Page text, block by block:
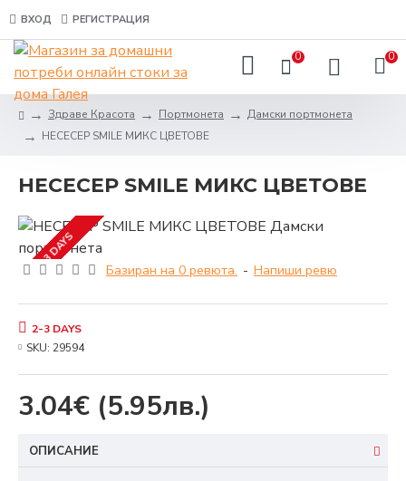
ВХОД РЕГИСТРАЦИЯ
0 0
Здраве Красота Портмонета
Дамски портмонета
НЕСЕСЕР SMILE МИКС ЦВЕТОВЕ
НЕСЕСЕР SMILE МИКС ЦВЕТОВЕ
2-3 DAYS Базиран на 0 ревюта. - Напиши ревю
3.04€ (5.95лв.)
2-3 DAYS
SKU: 29594
ОПИСАНИЕ